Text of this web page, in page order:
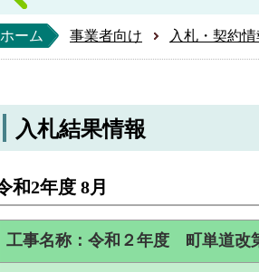
ホーム 事業者向け 入札・契約
入札結果情報
和2年度 8月
工事名称：令和２年度 町単道改